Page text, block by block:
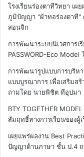
โรงเรียนร่องตาทีวิทยา เ
ภูมิปัญญา "ผ้าทอร่องตาที"
สอนจิก
การพัฒนาระบบนิเวศการเ
PASSWORD-Eco Model
การพัฒนารูปแบบการบริห
แบบบูรณาการ เพื่อเสริมส
ถามโดย นายพิชิต ทีอุปมา
BTY TOGETHER
สัมฤทธิ์ทางการเรียนของผู้
เผยแพร่ผลงาน Best
ปัญญาด้านภาษา ชั้น ป.4